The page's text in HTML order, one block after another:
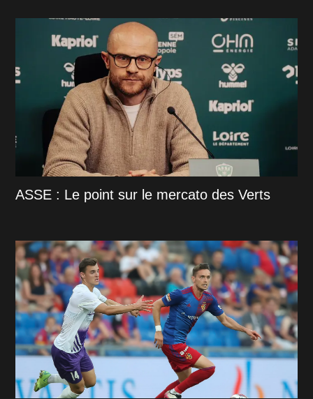
ASSE : Le point sur le mercato des Verts